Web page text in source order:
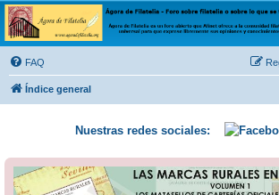
Ágora de Filatelia
Foro sobre filatelia o sobre lo que se tercie. Ágora de Filatelia
ofrece a la comunidad filatélica universal para que exprese
conocimientos
FAQ
Índice general
Nuestras redes sociales: